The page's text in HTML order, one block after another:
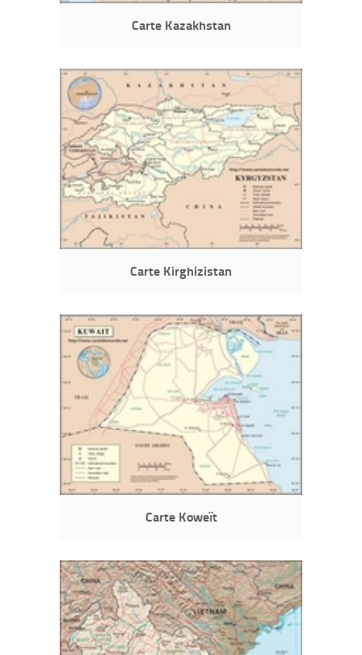
Carte Kazakhstan
Carte Kirghizistan
Carte Koweït